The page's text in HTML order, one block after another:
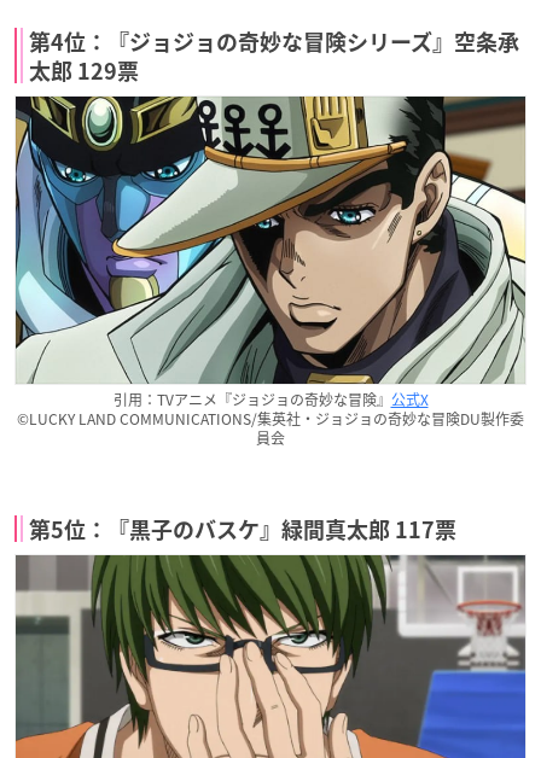
第4位：『ジョジョの奇妙な冒険シリーズ』空条承
太郎 129票
引用：TVアニメ『ジョジョの奇妙な冒険』 公式X
©LUCKY LAND COMMUNICATIONS/集英社・ジョジョの奇妙な冒険DU製作委
員会
第5位：『黒子のバスケ』緑間真太郎 117票